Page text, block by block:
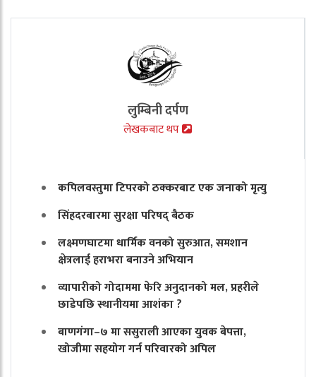
लुम्बिनी दर्पण
लेखकबाट थप
कपिलवस्तुमा टिपरको ठक्करबाट एक जनाको मृत्यु
सिंहदरबारमा सुरक्षा परिषद् बैठक
लक्ष्मणघाटमा धार्मिक वनको सुरुआत, समशान
क्षेत्रलाई हराभरा बनाउने अभियान
व्यापारीको गोदाममा फेरि अनुदानको मल, प्रहरीले
छाडेपछि स्थानीयमा आशंका ?
बाणगंगा–७ मा ससुराली आएका युवक बेपत्ता,
खोजीमा सहयोग गर्न परिवारको अपिल